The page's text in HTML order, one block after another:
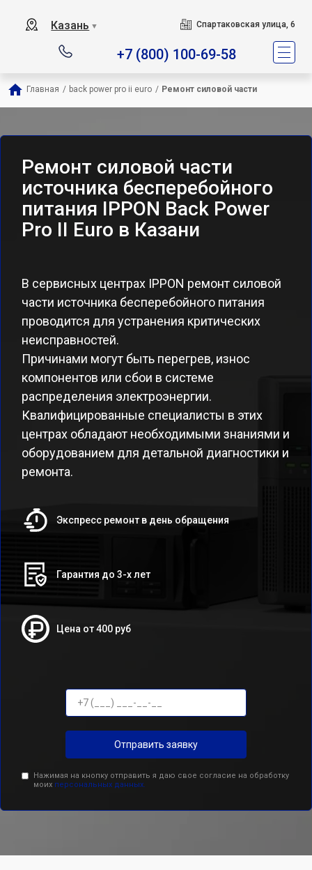
Казань ▼ Спартаковская улица, 6
+7 (800) 100-69-58
Главная / back power pro ii euro / Ремонт силовой части
Ремонт силовой части
источника бесперебойного
питания IPPON Back Power
Pro II Euro в Казани
В сервисных центрах IPPON ремонт силовой
части источника бесперебойного питания
проводится для устранения критических
неисправностей.
Причинами могут быть перегрев, износ
компонентов или сбои в системе
распределения электроэнергии.
Квалифицированные специалисты в этих
центрах обладают необходимыми знаниями и
оборудованием для детальной диагностики и
ремонта.
Экспресс ремонт в день обращения
Гарантия до 3-х лет
Цена от 400 руб
Отправить заявку
Нажимая на кнопку отправить я даю свое согласие на обработку
моих персональных данных.